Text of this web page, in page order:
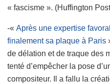
« fascisme ». (Huffington
-« Après une expertise
finalement sa plaque à Paris
de délation et de traque des
tenté d’empêcher la pose
compositeur. Il a fallu la